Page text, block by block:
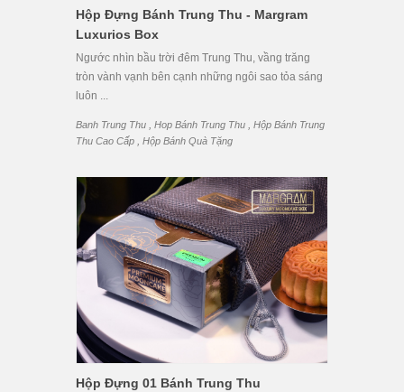
Hộp Đựng Bánh Trung Thu - Margram
Luxurios Box
Ngước nhìn bầu trời đêm Trung Thu, vầng trăng
tròn vành vạnh bên cạnh những ngôi sao tỏa sáng
luôn ...
Banh Trung Thu , Hop Bánh Trung Thu , Hộp Bánh Trung
Thu Cao Cấp , Hộp Bánh Quà Tặng
Hộp Đựng 01 Bánh Trung Thu